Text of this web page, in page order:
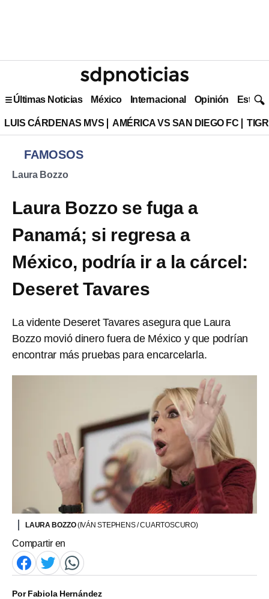
Últimas Noticias México Internacional Opinión Estilo
LUIS CÁRDENAS MVS AMÉRICA VS SAN DIEGO FC
FAMOSOS
Laura Bozzo
Laura Bozzo se fuga a
Panamá; si regresa a
México, podría ir a la cárcel:
Deseret Tavares
La vidente Deseret Tavares asegura que Laura
Bozzo movió dinero fuera de México y que podrían
encontrar más pruebas para encarcelarla.
LAURA BOZZO(IVÁN STEPHENS / CUARTOSCURO)
Compartir en
PorFabiola Hernández